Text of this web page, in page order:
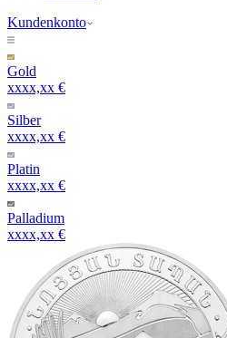
Kundenkonto
Gold
xxxx,xx €
Silber
xxxx,xx €
Platin
xxxx,xx €
Palladium
xxxx,xx €